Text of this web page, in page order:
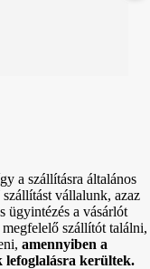
a szállításra általános
vállalunk, azaz
ügyintézés a vásárlót
szállítót találni,
amennyiben a
lefoglalásra kerültek.